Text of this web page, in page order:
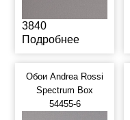
3840
Подробнее
Обои Andrea Rossi
Spectrum Box
54455-6